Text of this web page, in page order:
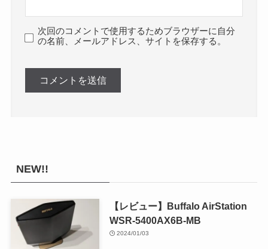
次回のコメントで使用するためブラウザーに自分
の名前、メールアドレス、サイトを保存する。
NEW!!
【レビュー】Buffalo AirStation
WSR-5400AX6B-MB
2024/01/03